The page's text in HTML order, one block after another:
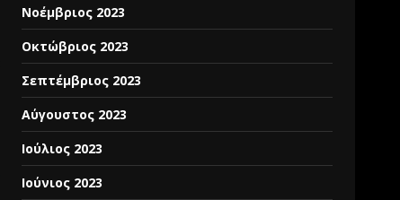
Νοέμβριος 2023
Οκτώβριος 2023
Σεπτέμβριος 2023
Αύγουστος 2023
Ιούλιος 2023
Ιούνιος 2023